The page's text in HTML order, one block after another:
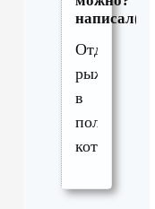
Отдам
в
полосочку
котёнка.